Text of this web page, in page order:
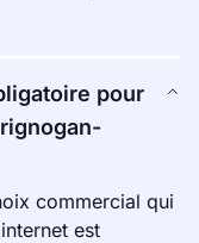
pour
commercial qui
est